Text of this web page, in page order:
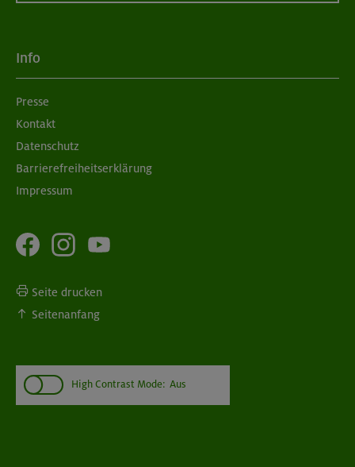
Info
Presse
Kontakt
Datenschutz
Barrierefreiheitserklärung
Impressum
Seite drucken
Seitenanfang
High Contrast Mode: Aus